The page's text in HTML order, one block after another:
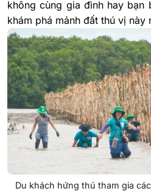
không cùng gia đình hay bạn
khám phá mảnh đất thú vị này
Du khách hứng thú tham gia